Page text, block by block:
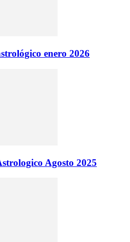
enero 2026
Agosto 2025